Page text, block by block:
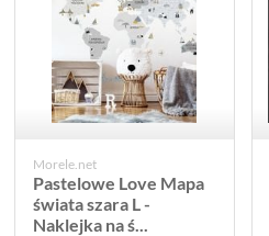
Morele.net
Pastelowe Love Mapa
świata szara L -
Naklejka na ś...